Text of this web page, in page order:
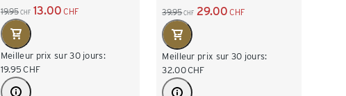
19.95 CHF 13.00 CHF
Meilleur prix sur 30 jours:
19.95 CHF
39.95 CHF 29.00 CHF
Meilleur prix sur 30 jours:
32.00CHF